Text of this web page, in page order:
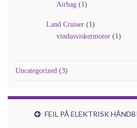
Airbag (1)
Land Cruiser (1)
vindusviskermotor (1)
Uncategorized (3)
FEIL PÅ ELEKTRISK